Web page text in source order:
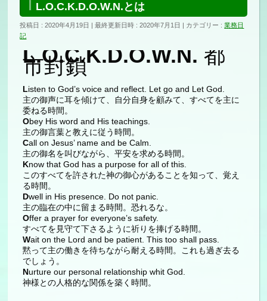
L.O.C.K.D.O.W.N.とは
投稿日 : 2020年4月19日 最終更新日時 : 2020年7月1日 カテゴリー :業務日
記
L.O.C.K.D.O.W.N. 都
市封鎖
Listen to God’s voice and reflect. Let go and Let God.
主の御声に耳を傾けて、自分自身を顧みて、すべてを主に
委ねる時間。
Obey His word and His teachings.
主の御言葉と教えに従う時間。
Call on Jesus’ name and be Calm.
主の御名を叫びながら、平安を求める時間。
Know that God has a purpose for all of this.
このすべてを許された神の御心があることを知って、覚え
る時間。
Dwell in His presence. Do not panic.
主の臨在の中に留まる時間。恐れるな。
Offer a prayer for everyone’s safety.
すべてを見守て下さるように祈りを捧げる時間。
Wait on the Lord and be patient. This too shall pass.
黙って主の働きを待ちながら耐える時間。これも過ぎ去る
でしょう。
Nurture our personal relationship whit God.
神様との人格的な関係を築く時間。